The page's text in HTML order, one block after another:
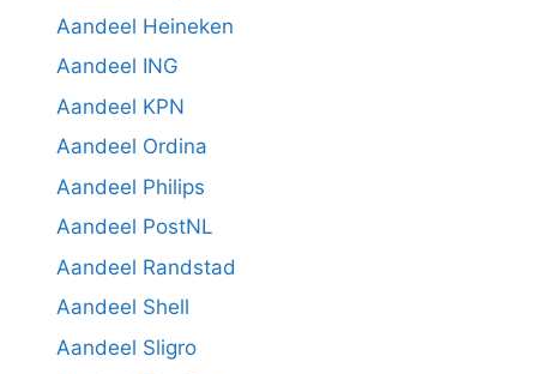
Aandeel Heineken
Aandeel ING
Aandeel KPN
Aandeel Ordina
Aandeel Philips
Aandeel PostNL
Aandeel Randstad
Aandeel Shell
Aandeel Sligro